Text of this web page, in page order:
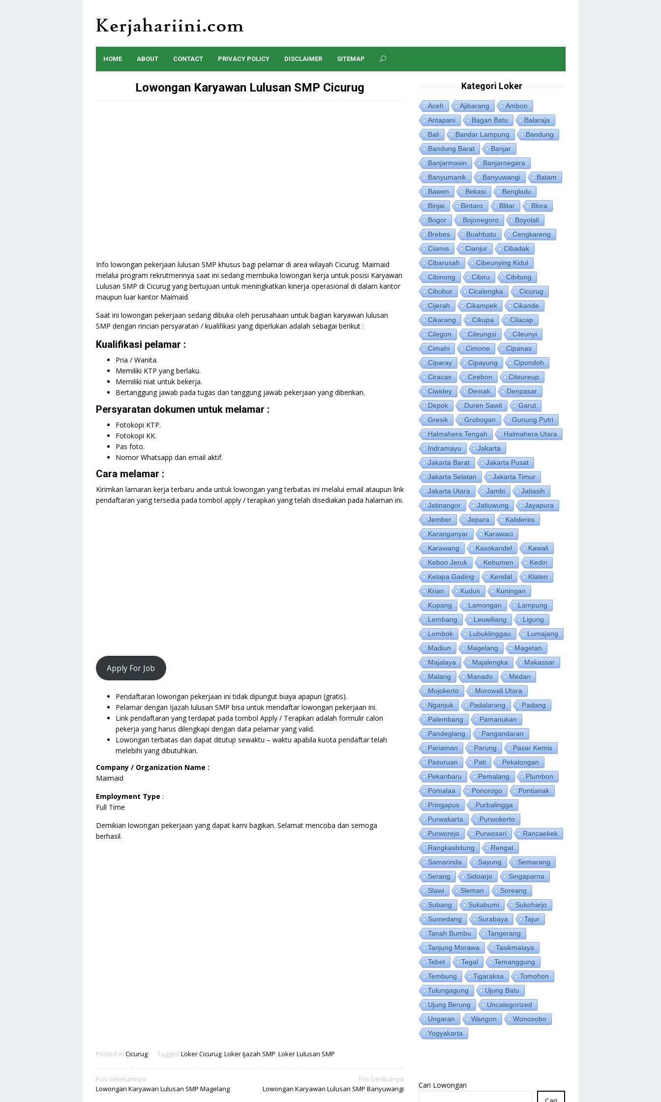
content
HOME ABOUT CONTACT PRIVACY POLICY DISCLAIMER SITEMAP
Lowongan Karyawan Lulusan SMP Cicurug
Info lowongan pekerjaan lulusan SMP khusus bagi pelamar di area wilayah Cicurug. Maimaid
melalui program rekrutmennya saat ini sedang membuka lowongan kerja untuk posisi Karyawan
Lulusan SMP di Cicurug yang bertujuan untuk meningkatkan kinerja operasional di dalam kantor
maupun luar kantor Maimaid.
Saat ini lowongan pekerjaan sedang dibuka oleh perusahaan untuk bagian karyawan lulusan
SMP dengan rincian persyaratan / kualifikasi yang diperlukan adalah sebagai berikut :
Kualifikasi pelamar :
Pria / Wanita.
Memiliki KTP yang berlaku.
Memiliki niat untuk bekerja.
Bertanggung jawab pada tugas dan tanggung jawab pekerjaan yang diberikan.
Persyaratan dokumen untuk melamar :
Fotokopi KTP.
Fotokopi KK.
Pas foto.
Nomor Whatsapp dan email aktif.
Cara melamar :
Kirimkan lamaran kerja terbaru anda untuk lowongan yang terbatas ini melalui email ataupun link
pendaftaran yang tersedia pada tombol apply / terapkan yang telah disediakan pada halaman ini.
Apply For Job
Pendaftaran lowongan pekerjaan ini tidak dipungut biaya apapun (gratis).
Pelamar dengan Ijazah lulusan SMP bisa untuk mendaftar lowongan pekerjaan ini.
Link pendaftaran yang terdapat pada tombol Apply / Terapkan adalah formulir calon
pekerja yang harus dilengkapi dengan data pelamar yang valid.
Lowongan terbatas dan dapat ditutup sewaktu – waktu apabila kuota pendaftar telah
melebihi yang dibutuhkan.
Company / Organization Name :
Maimaid
Employment Type :
Full Time
Demikian lowongan pekerjaan yang dapat kami bagikan. Selamat mencoba dan semoga
berhasil.
Posted in Cicurug Tagged Loker Cicurug, Loker Ijazah SMP Loker Lulusan SMP
Navigasi
pos
Pos sebelumnya
Lowongan Karyawan Lulusan SMP Magelang
Pos berikutnya
Lowongan Karyawan Lulusan SMP Banyuwangi
Kategori Loker
Aceh Ajibarang
Ambon
Antapani
Bagan Batu
Balaraja
Bali
Bandar Lampung
Bandung
Bandung Barat
Banjar
Banjarmasin
Banjarnegara
Banyumanik
Banyuwangi
Batam
Bawen
Bekasi
Bengkulu
Binjai
Bintaro Blitar
Blora
Bogor
Bojonegoro
Boyolali
Brebes
Buahbatu
Cengkareng
Ciamis
Cianjur
Cibadak
Cibarusah
Cibeunying Kidul
Cibinong
Cibiru
Cibitung
Cibubur
Cicalengka
Cicurug
Cijerah
Cikampek
Cikande
Cikarang
Cikupa
Cilacap
Cilegon
Cileungsi
Cileunyi
Cimahi
Cimone
Cipanas
Ciparay
Cipayung
Cipondoh
Ciracas
Cirebon
Citeureup
Ciwidey
Demak
Denpasar
Depok
Duren Sawit
Garut
Gresik
Grobogan
Gunung Putri
Halmahera Tengah
Halmahera Utara
Indramayu
Jakarta
Jakarta Barat
Jakarta Pusat
Jakarta Selatan
Jakarta Timur
Jakarta Utara
Jambi
Jatiasih
Jatinangor
Jatiuwung
Jayapura
Jember
Jepara
Kalideres
Karanganyar
Karawaci
Karawang
Kasokandel
Kawali
Kebon Jeruk
Kebumen
Kediri
Kelapa Gading
Kendal
Klaten
Krian
Kudus
Kuningan
Kupang
Lamongan
Lampung
Lembang
Leuwiliang
Ligung
Lombok
Lubuklinggau
Lumajang
Madiun
Magelang
Magetan
Majalaya
Majalengka
Makassar
Malang
Manado
Medan
Mojokerto
Morowali Utara
Nganjuk
Padalarang
Padang
Palembang
Pamanukan
Pandeglang
Pangandaran
Pariaman
Parung
Pasar Kemis
Pasuruan
Pati
Pekalongan
Pekanbaru
Pemalang
Plumbon
Pomalaa
Ponorogo
Pontianak
Pringapus
Purbalingga
Purwakarta
Purwokerto
Purworejo
Purwosari
Rancaekek
Rangkasbitung
Rengat
Samarinda
Sayung
Semarang
Serang
Sidoarjo
Singaparna
Slawi
Sleman
Soreang
Subang
Sukabumi
Sukoharjo
Sumedang
Surabaya
Tajur
Tanah Bumbu
Tangerang
Tanjung Morawa
Tasikmalaya
Tebet
Tegal
Temanggung
Tembung
Tigaraksa
Tomohon
Tulungagung
Ujung Batu
Ujung Berung
Uncategorized
Ungaran
Wangon
Wonosobo
Yogyakarta
Cari Lowongan